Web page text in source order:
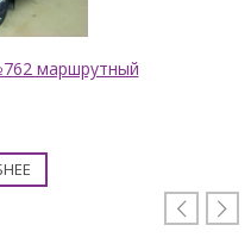
маршрутный
 